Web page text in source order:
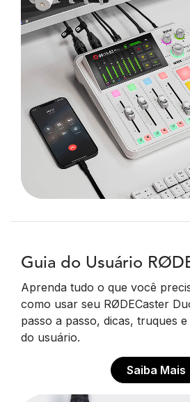
Guia do Usuário
Aprenda tudo o que você
como usar seu RØDECaster
passo a passo, dicas, truques
do usuário.
Saiba Mais